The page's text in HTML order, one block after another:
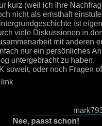
kurz (weil ich Ihre
nicht als ernsthaft
ist
viele Diskussionen in
mit anderen
nur ein persönliches
untergebracht zu haben.
soweit, oder noch Fragen
link
Nee, passt schon!